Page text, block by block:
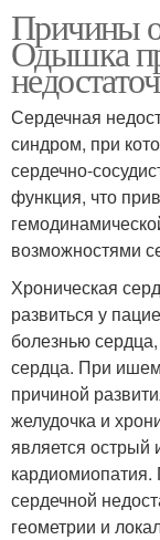
Причины
Одышка
Сердечная
синдром, при
сердечно-
функция, что
возможностями
Хроническая
развиться у
болезнью
сердца. При
причиной
желудочка и
является
кардиомиопатия.
сердечной
геометрии и